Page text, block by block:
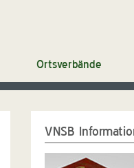
Ortsverbände
VNSB